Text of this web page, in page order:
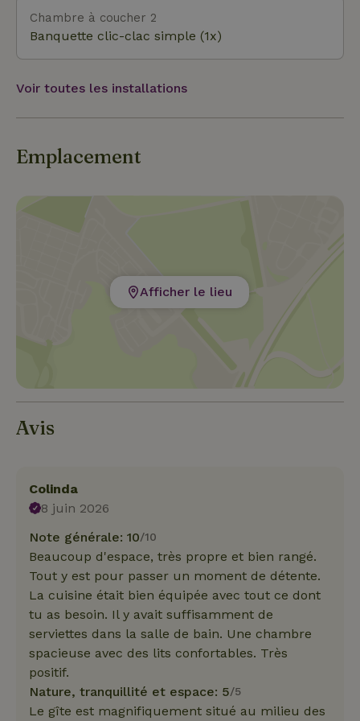
détour. Après de longues randonnées, tu peux
t'arrêter dans différentes auberges. Les
supermarchés sont à environ 10 minutes en voiture.
et actives !
Chambre à coucher 2
Banquette clic-clac simple (1x)
Voir toutes les installations
Emplacement
Afficher le lieu
Avis
Colinda
8 juin 2026
Note générale: 10/10
Beaucoup d'espace, très propre et bien rangé.
Tout y est pour passer un moment de détente.
La cuisine était bien équipée avec tout ce dont
tu as besoin. Il y avait suffisamment de
serviettes dans la salle de bain. Une chambre
spacieuse avec des lits confortables. Très
positif.
Nature, tranquillité et espace: 5/5
Le gîte est magnifiquement situé au milieu des